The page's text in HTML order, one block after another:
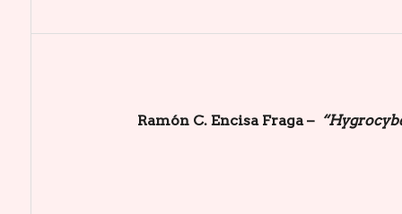
Ramón C. Encisa Fraga –